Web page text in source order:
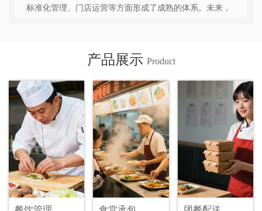
标准化管理、门店运营等方面形成了成熟的体系。未来，
产品展示 Product